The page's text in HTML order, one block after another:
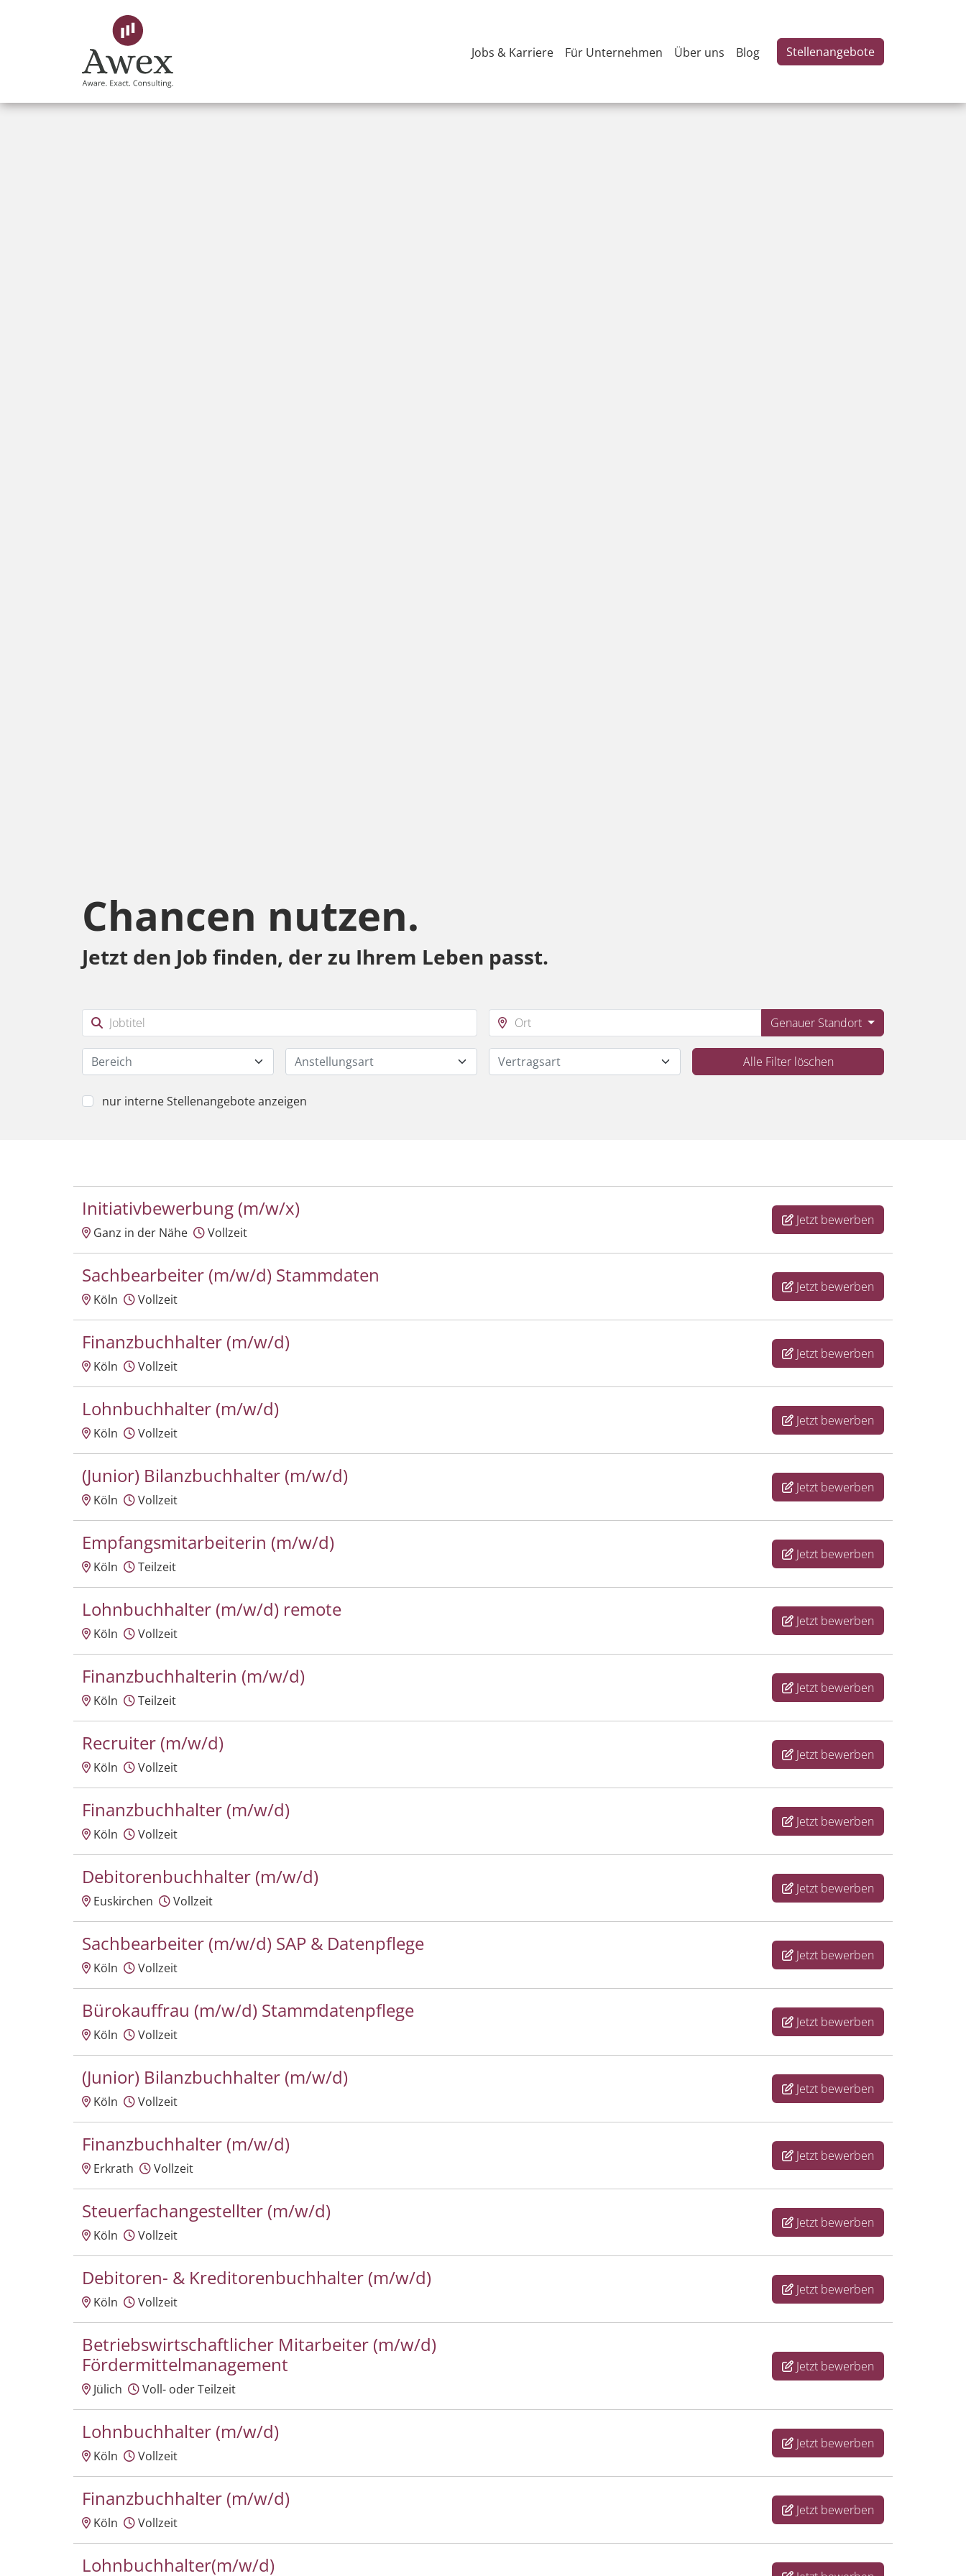
Jobs & Karriere Für Unternehmen Über uns Blog Stellenangebote
Chancen nutzen.
Jetzt den Job finden, der zu Ihrem Leben passt.
Genauer Standort
Bereich Anstellungsart Vertragsart Alle Filter löschen
nur interne Stellenangebote anzeigen
Initiativbewerbung (m/w/x)
Ganz in der Nähe Vollzeit
Jetzt bewerben
Sachbearbeiter (m/w/d) Stammdaten
Köln Vollzeit
Jetzt bewerben
Finanzbuchhalter (m/w/d)
Köln Vollzeit
Jetzt bewerben
Lohnbuchhalter (m/w/d)
Köln Vollzeit
Jetzt bewerben
(Junior) Bilanzbuchhalter (m/w/d)
Köln Vollzeit
Jetzt bewerben
Empfangsmitarbeiterin (m/w/d)
Köln Teilzeit
Jetzt bewerben
Lohnbuchhalter (m/w/d) remote
Köln Vollzeit
Jetzt bewerben
Finanzbuchhalterin (m/w/d)
Köln Teilzeit
Jetzt bewerben
Recruiter (m/w/d)
Köln Vollzeit
Jetzt bewerben
Finanzbuchhalter (m/w/d)
Köln Vollzeit
Jetzt bewerben
Debitorenbuchhalter (m/w/d)
Euskirchen Vollzeit
Jetzt bewerben
Sachbearbeiter (m/w/d) SAP & Datenpflege
Köln Vollzeit
Jetzt bewerben
Bürokauffrau (m/w/d) Stammdatenpflege
Köln Vollzeit
Jetzt bewerben
(Junior) Bilanzbuchhalter (m/w/d)
Köln Vollzeit
Jetzt bewerben
Finanzbuchhalter (m/w/d)
Erkrath Vollzeit
Jetzt bewerben
Steuerfachangestellter (m/w/d)
Köln Vollzeit
Jetzt bewerben
Debitoren- & Kreditorenbuchhalter (m/w/d)
Köln Vollzeit
Jetzt bewerben
Betriebswirtschaftlicher Mitarbeiter (m/w/d)
Fördermittelmanagement
Jülich Voll- oder Teilzeit
Jetzt bewerben
Lohnbuchhalter (m/w/d)
Köln Vollzeit
Jetzt bewerben
Finanzbuchhalter (m/w/d)
Köln Vollzeit
Jetzt bewerben
Lohnbuchhalter(m/w/d)